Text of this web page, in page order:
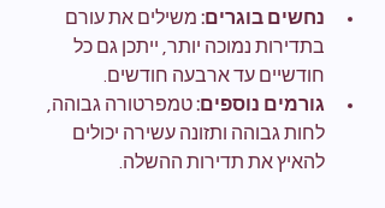
נחשים בוגרים: משילים את עורם
בתדירות נמוכה יותר, ייתכן גם כל
חודשיים עד ארבעה חודשים.
גורמים נוספים: טמפרטורה גבוהה,
לחות גבוהה ותזונה עשירה יכולים
להאיץ את תדירות ההשלה.